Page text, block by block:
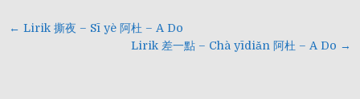
Navigasi
← Lirik 撕夜 – Sī yè 阿杜 – A Do
Lirik 差一點 – Chà yīdiǎn 阿杜 – A Do →